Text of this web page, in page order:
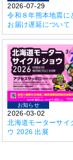
2026-07-29
令和８年熊本地震に
お届け遅延について
お知らせ
2026-03-02
北海道モーターサイ
ウ 2026 出展